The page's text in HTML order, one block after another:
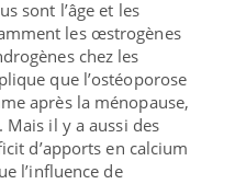
sont l’âge et les
les œstrogènes
chez les
que l’ostéoporose
après la ménopause,
Mais il y a aussi des
d’apports en calcium
l’influence de